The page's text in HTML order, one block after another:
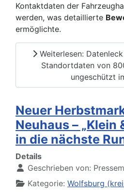
Kontaktdaten der
werden, was detaillierte
ermöglichte.
Weiterlesen:
Standortdaten von
ungeschützt
Neuer
Neuhaus – „Klein
in die nächste
Details
Geschrieben von:
Kategorie: Wolfsburg